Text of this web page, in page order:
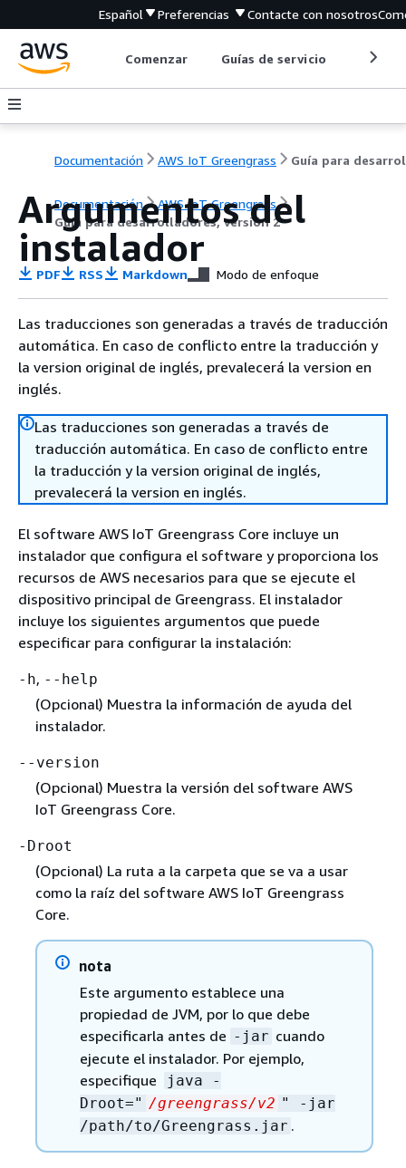
Español Preferencias Contacte con nosotros
Comenzar Guías de servicio
Documentación AWS IoT Greengrass
Documentación
AWS IoT Greengrass
Guía para desarrolladores, versión 2
Argumentos del
instalador
PDF RSS Markdown Modo de enfoque
Las traducciones son generadas a través de traducción
automática. En caso de conflicto entre la traducción y
la version original de inglés, prevalecerá la version en
inglés.
Las traducciones son generadas a través de
traducción automática. En caso de conflicto entre
la traducción y la version original de inglés,
prevalecerá la version en inglés.
El software AWS IoT Greengrass Core incluye un
instalador que configura el software y proporciona los
recursos de AWS necesarios para que se ejecute el
dispositivo principal de Greengrass. El instalador
incluye los siguientes argumentos que puede
especificar para configurar la instalación:
-h, --help
(Opcional) Muestra la información de ayuda del
instalador.
--version
(Opcional) Muestra la versión del software AWS
IoT Greengrass Core.
-Droot
(Opcional) La ruta a la carpeta que se va a usar
como la raíz del software AWS IoT Greengrass
Core.
nota
Este argumento establece una
propiedad de JVM, por lo que debe
especificarla antes de -jar cuando
ejecute el instalador. Por ejemplo,
especifique
java -
Droot=" /greengrass/v2 " -jar
/path/to/Greengrass.jar .